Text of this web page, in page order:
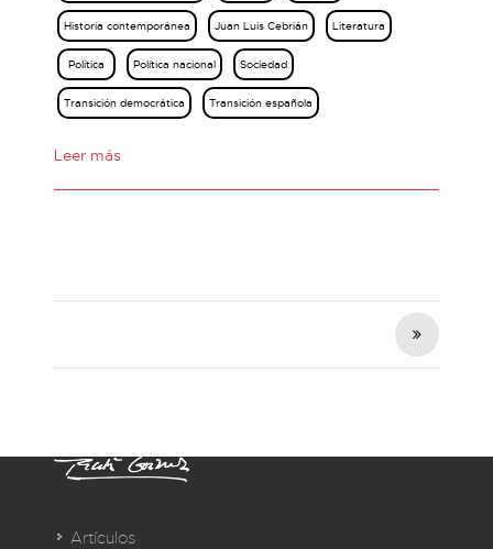
Historia contemporánea Juan Luis Cebrián Literatura
Política Política nacional Sociedad
Transición democrática Transición española
Leer más
Artículos